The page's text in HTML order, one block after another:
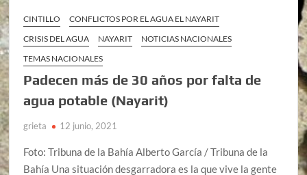
CINTILLO
CONFLICTOS POR EL AGUA EL NAYARIT
CRISIS DEL AGUA
NAYARIT
NOTICIAS NACIONALES
TEMAS NACIONALES
Padecen más de 30 años por falta de
agua potable (Nayarit)
grieta 12 junio, 2021
Foto: Tribuna de la Bahía Alberto García / Tribuna de la
Bahía Una situación desgarradora es la que vive la gente